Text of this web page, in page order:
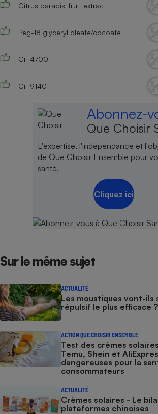
Citrus paradisi fruit extract
Peg-18 glyceryl oleate/cocoate
Ci 14700
Ci 19140
Abonnez-
Que Choisir
L'expertise, l'indépendance et
de Que Choisir Ensemble pour
santé.
Cliquez ici
Sur le même sujet
ACTUALITÉ
Les moustiques vont-ils
répulsif le plus efficace ?
ACTION QUE CHOISIR ENSEMBLE
Test des crèmes
Temu, Shein et
dangereuses pour la
consommateurs
ACTUALITÉ
Crèmes solaires - Le
plateformes chinoises